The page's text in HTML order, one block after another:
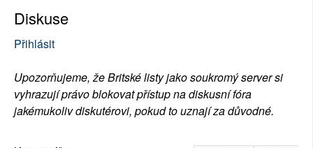
Diskuse
Přihlásit
Upozorňujeme, že Britské listy jako soukromý server si
vyhrazují právo blokovat přístup na diskusní fóra
jakémukoliv diskutérovi, pokud to uznají za důvodné.